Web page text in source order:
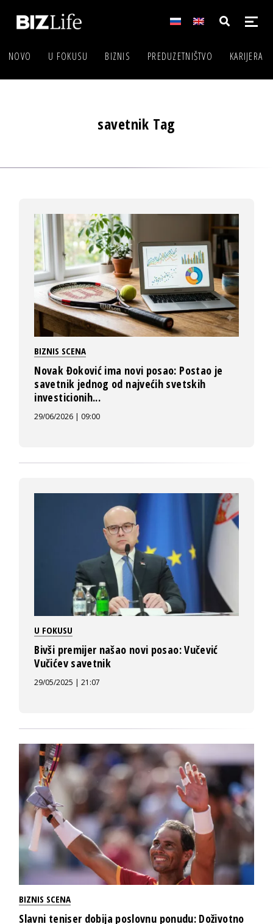
NOVO U FOKUSU BIZNIS PREDUZETNIŠTVO KARIJERA
savetnik Tag
BIZNIS SCENA
Novak Đoković ima novi posao: Postao je
savetnik jednog od najvećih svetskih
investicionih...
29/06/2026 | 09:00
U FOKUSU
Bivši premijer našao novi posao: Vučević
Vučićev savetnik
29/05/2025 | 21:07
BIZNIS SCENA
Slavni teniser dobija poslovnu ponudu: Doživotno